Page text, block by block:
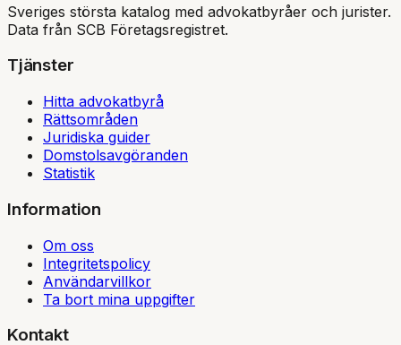
Sveriges största katalog med advokatbyråer och jurister.
Data från SCB Företagsregistret.
Tjänster
Hitta advokatbyrå
Rättsområden
Juridiska guider
Domstolsavgöranden
Statistik
Information
Om oss
Integritetspolicy
Användarvillkor
Ta bort mina uppgifter
Kontakt